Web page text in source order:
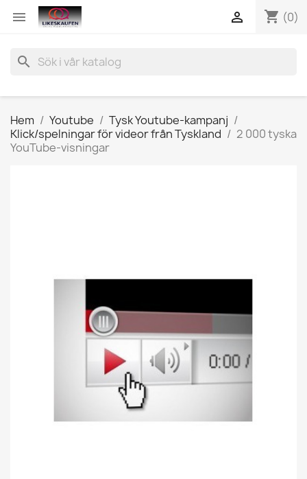
 shopping_cart (0)

search
Hem Youtube
Tysk Youtube-kampanj
Klick/spelningar för videor från Tyskland
2 000 tyska
YouTube-visningar